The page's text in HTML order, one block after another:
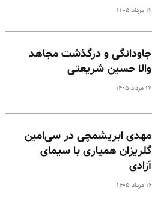
۱۶ مرداد ۱۴۰۵
جاودانگی و درگذشت مجاهد
والا حسین شریعتی
۱۷ مرداد ۱۴۰۵
مهدی ابریشمچی در سی‌امین
گلریزان همیاری با سیمای
آزادی
۱۶ مرداد ۱۴۰۵